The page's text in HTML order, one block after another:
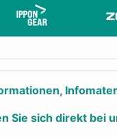
Sie sich direkt bei